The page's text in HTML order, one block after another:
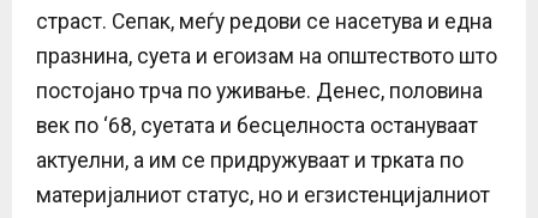
страст. Сепак, меѓу редови се насетува и една
празнина, суета и егоизам на општеството што
постојано трча по уживање. Денес, половина
век по ‘68, суетата и бесцелноста остануваат
актуелни, а им се придружуваат и трката по
материјалниот статус, но и егзистенцијалниот